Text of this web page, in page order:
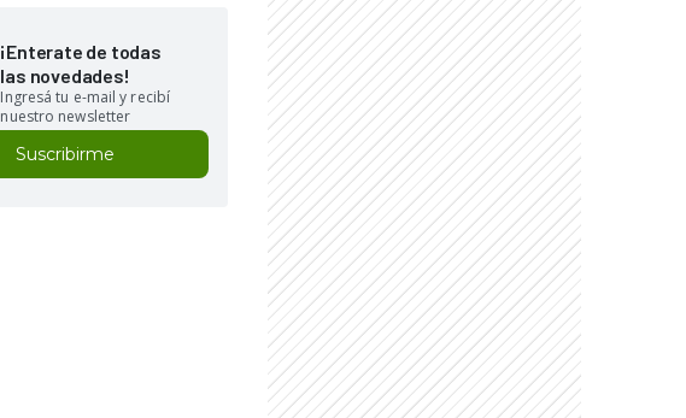
¡Enterate de todas
las novedades!
Ingresá tu e-mail y recibí
nuestro newsletter
Suscribirme